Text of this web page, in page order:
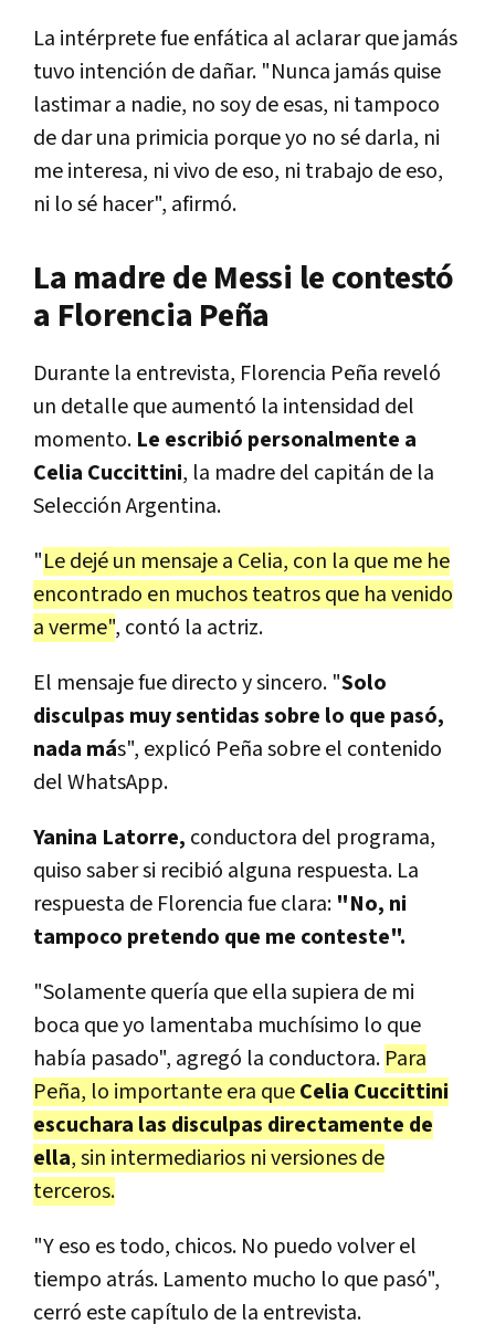
La intérprete fue enfática al aclarar que jamás
tuvo intención de dañar. "Nunca jamás quise
lastimar a nadie, no soy de esas, ni tampoco
de dar una primicia porque yo no sé darla, ni
me interesa, ni vivo de eso, ni trabajo de eso,
ni lo sé hacer", afirmó.
La madre de Messi le contestó
a Florencia Peña
Durante la entrevista, Florencia Peña reveló
un detalle que aumentó la intensidad del
momento. Le escribió personalmente a
Celia Cuccittini, la madre del capitán de la
Selección Argentina.
"Le dejé un mensaje a Celia, con la que me he
encontrado en muchos teatros que ha venido
a verme", contó la actriz.
El mensaje fue directo y sincero. "Solo
disculpas muy sentidas sobre lo que pasó,
nada más", explicó Peña sobre el contenido
del WhatsApp.
Yanina Latorre, conductora del programa,
quiso saber si recibió alguna respuesta. La
respuesta de Florencia fue clara: "No, ni
tampoco pretendo que me conteste".
"Solamente quería que ella supiera de mi
boca que yo lamentaba muchísimo lo que
había pasado", agregó la conductora. Para
Peña, lo importante era queCelia Cuccittini
escuchara las disculpas directamente de
ella, sin intermediarios ni versiones de
terceros.
"Y eso es todo, chicos. No puedo volver el
tiempo atrás. Lamento mucho lo que pasó",
cerró este capítulo de la entrevista.